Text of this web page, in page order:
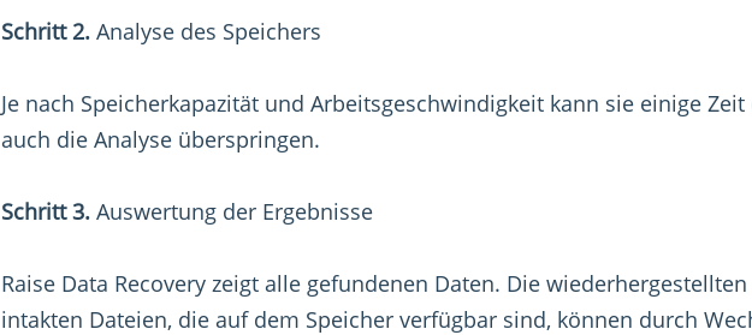
Schritt 2. Analyse des Speichers
Je nach Speicherkapazität und Arbeitsgeschwindigkeit kann sie einige
auch die Analyse überspringen.
Schritt 3. Auswertung der Ergebnisse
Raise Data Recovery zeigt alle gefundenen Daten. Die
intakten Dateien, die auf dem Speicher verfügbar sind, können durch